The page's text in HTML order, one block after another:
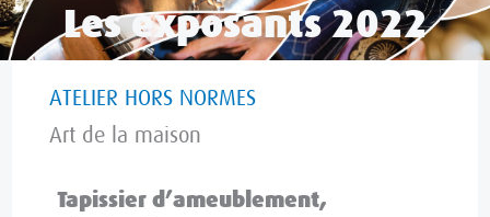
Les exposants 2022
ATELIER HORS NORMES​
Art de la maison
Tapissier d’ameublement,